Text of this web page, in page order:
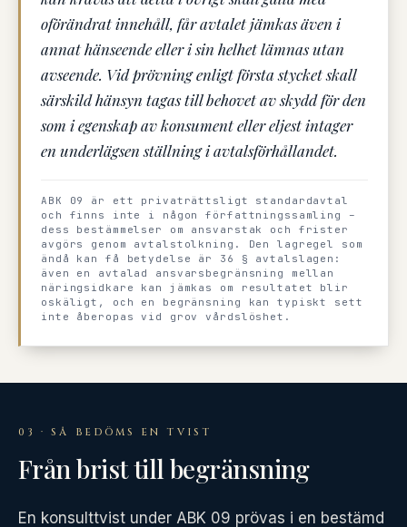
oförändrat innehåll, får avtalet jämkas även i
annat hänseende eller i sin helhet lämnas utan
avseende. Vid prövning enligt första stycket skall
särskild hänsyn tagas till behovet av skydd för den
som i egenskap av konsument eller eljest intager
en underlägsen ställning i avtalsförhållandet.
ABK 09 är ett privaträttsligt standardavtal
och finns inte i någon författningssamling –
dess bestämmelser om ansvarstak och frister
avgörs genom avtalstolkning. Den lagregel som
ändå kan få betydelse är 36 § avtalslagen:
även en avtalad ansvarsbegränsning mellan
näringsidkare kan jämkas om resultatet blir
oskäligt, och en begränsning kan typiskt sett
inte åberopas vid grov vårdslöshet.
03 · SÅ BEDÖMS EN TVIST
Från brist till begränsning
En konsulttvist under ABK 09 prövas i en bestämd